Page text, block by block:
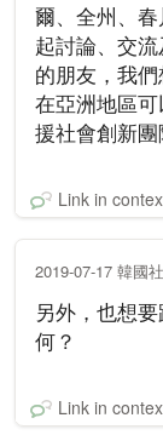
爾、全州、
起討論、交
的朋友，我
在亞洲地區
援社會創新團
Link in
2019-07-17 韓國
另外，也想
何？
Link in